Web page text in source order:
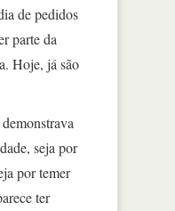
de pedidos
parte da
Hoje, já são
seja por
por temer
ter